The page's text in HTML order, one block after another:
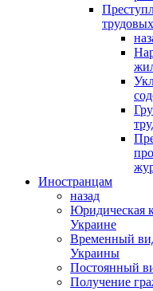
Иностранцам
назад
Юридическая
Украине
Временный
Украины
Постоянный
Получение